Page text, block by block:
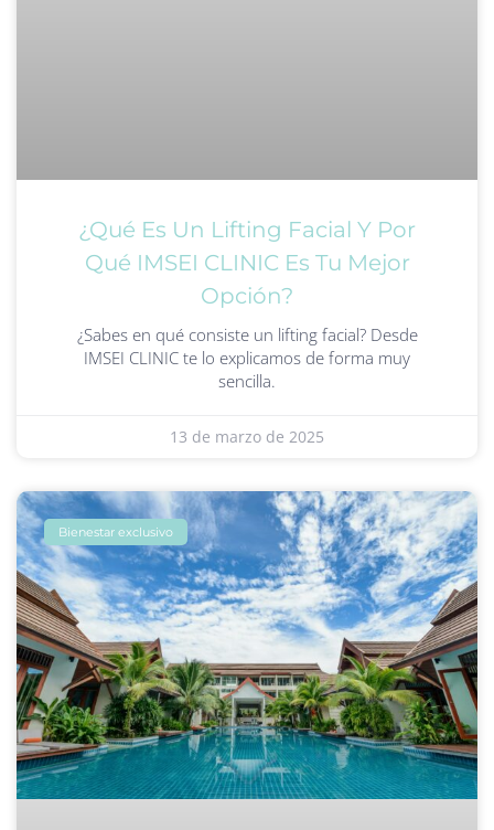
¿Qué Es Un Lifting Facial Y Por
Qué IMSEI CLINIC Es Tu Mejor
Opción?
¿Sabes en qué consiste un lifting facial? Desde
IMSEI CLINIC te lo explicamos de forma muy
sencilla.
13 de marzo de 2025
Bienestar exclusivo